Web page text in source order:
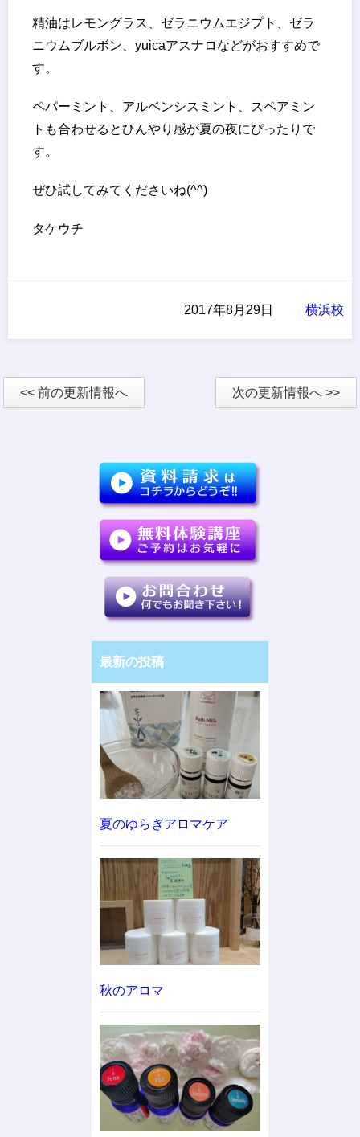
精油はレモングラス、ゼラニウムエジプト、ゼラ
ニウムブルボン、yuicaアスナロなどがおすすめで
す。
ペパーミント、アルベンシスミント、スペアミン
トも合わせるとひんやり感が夏の夜にぴったりで
す。
ぜひ試してみてくださいね(^^)
タケウチ
横浜校
2017年8月29日
<< 前の更新情報へ 次の更新情報へ >>
最新の投稿
夏のゆらぎアロマケア
秋のアロマ